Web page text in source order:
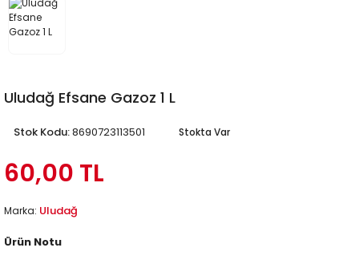
Uludağ Efsane Gazoz 1 L
Stok Kodu:8690723113501 Stokta Var
60,00 TL
Marka: Uludağ
Ürün Notu